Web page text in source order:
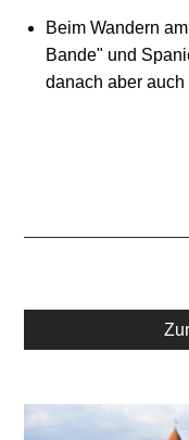
Beim Wandern
Bande" und
danach aber